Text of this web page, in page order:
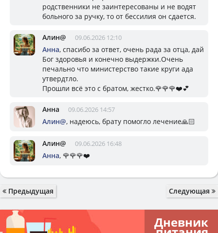
родственники не заинтересованы и не водят
больного за ручку, то от бессилия он сдается.
Алин@ 09.06.2026 12:10
Анна, спасибо за ответ, очень рада за отца, дай
Бог здоровья и конечно выдержки.Очень
печально что министерство такие круги ада
утвердтло.
Прошли всё это с братом, жестко.🌹🌹🌹❤️💕
Анна 09.06.2026 14:57
Алин@, надеюсь, брату помогло лечение🙏🏻
Алин@ 09.06.2026 16:48
Анна, 🌹🌹🌹❤️
Предыдущая Следующая
Дневник